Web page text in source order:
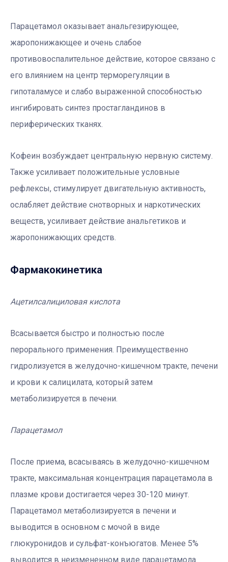
Парацетамол оказывает анальгезирующее,
жаропонижающее и очень слабое
противовоспалительное действие, которое связано с
его влиянием на центр терморегуляции в
гипоталамусе и слабо выраженной способностью
ингибировать синтез простагландинов в
периферических тканях.
Кофеин возбуждает центральную нервную систему.
Также усиливает положительные условные
рефлексы, стимулирует двигательную активность,
ослабляет действие снотворных и наркотических
веществ, усиливает действие анальгетиков и
жаропонижающих средств.
Фармакокинетика
Ацетилсалициловая кислота
Всасывается быстро и полностью после
перорального применения. Преимущественно
гидролизуется в желудочно-кишечном тракте, печени
и крови к салицилата, который затем
метаболизируется в печени.
Парацетамол
После приема, всасываясь в желудочно-кишечном
тракте, максимальная концентрация парацетамола в
плазме крови достигается через 30-120 минут.
Парацетамол метаболизируется в печени и
выводится в основном с мочой в виде
глюкуронидов и сульфат-конъюгатов. Менее 5%
выводится в неизмененном виде парацетамола.